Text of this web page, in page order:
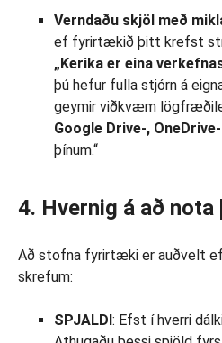
Verndaðu skjöl með
ef fyrirtækið þitt krefst
„Kerika er eina
þú hefur fulla stjórn á
geymir viðkvæm
Google Drive-,
þínum.“
4. Hvernig á að nota
Að stofna fyrirtæki er auðvelt
skrefum:
SPJALDI : Efst í hverri